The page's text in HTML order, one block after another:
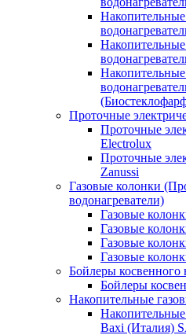
Накопительные
Проточные
Проточные
Electrolux
Проточные
Zanussi
Газовые колонки
водонагреватели)
Газовые
Газовые
Газовые
Газовые
Бойлеры косвенного
Бойлеры
Накопительные
Накопительные
Baxi (Италия)